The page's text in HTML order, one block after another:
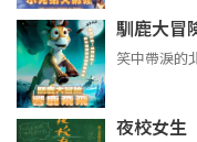
馴鹿大冒
笑中帶淚的
夜校女生